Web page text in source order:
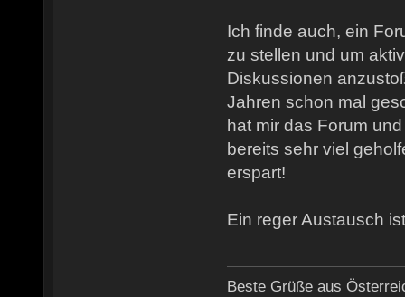
Ich finde auch, ein
zu stellen und um
Diskussionen
Jahren schon mal
hat mir das Forum
bereits sehr viel
erspart!
Ein reger Austausch
Beste Grüße aus